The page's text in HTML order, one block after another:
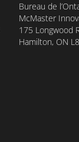
Bureau de
McMaster
175 Longwood
Hamilton, ON